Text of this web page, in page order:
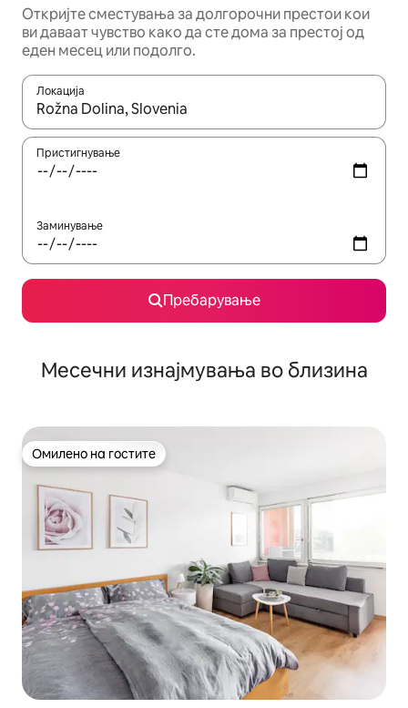
Откријте сместувања за долгорочни престои кои
ви даваат чувство како да сте дома за престој од
еден месец или подолго.
Локација
Кога резултатите се достапни, движете се со копчињата
Пристигнување
Заминување
Пребарување
Месечни изнајмувања во близина
Омилено на гостите
Омилено на гостите